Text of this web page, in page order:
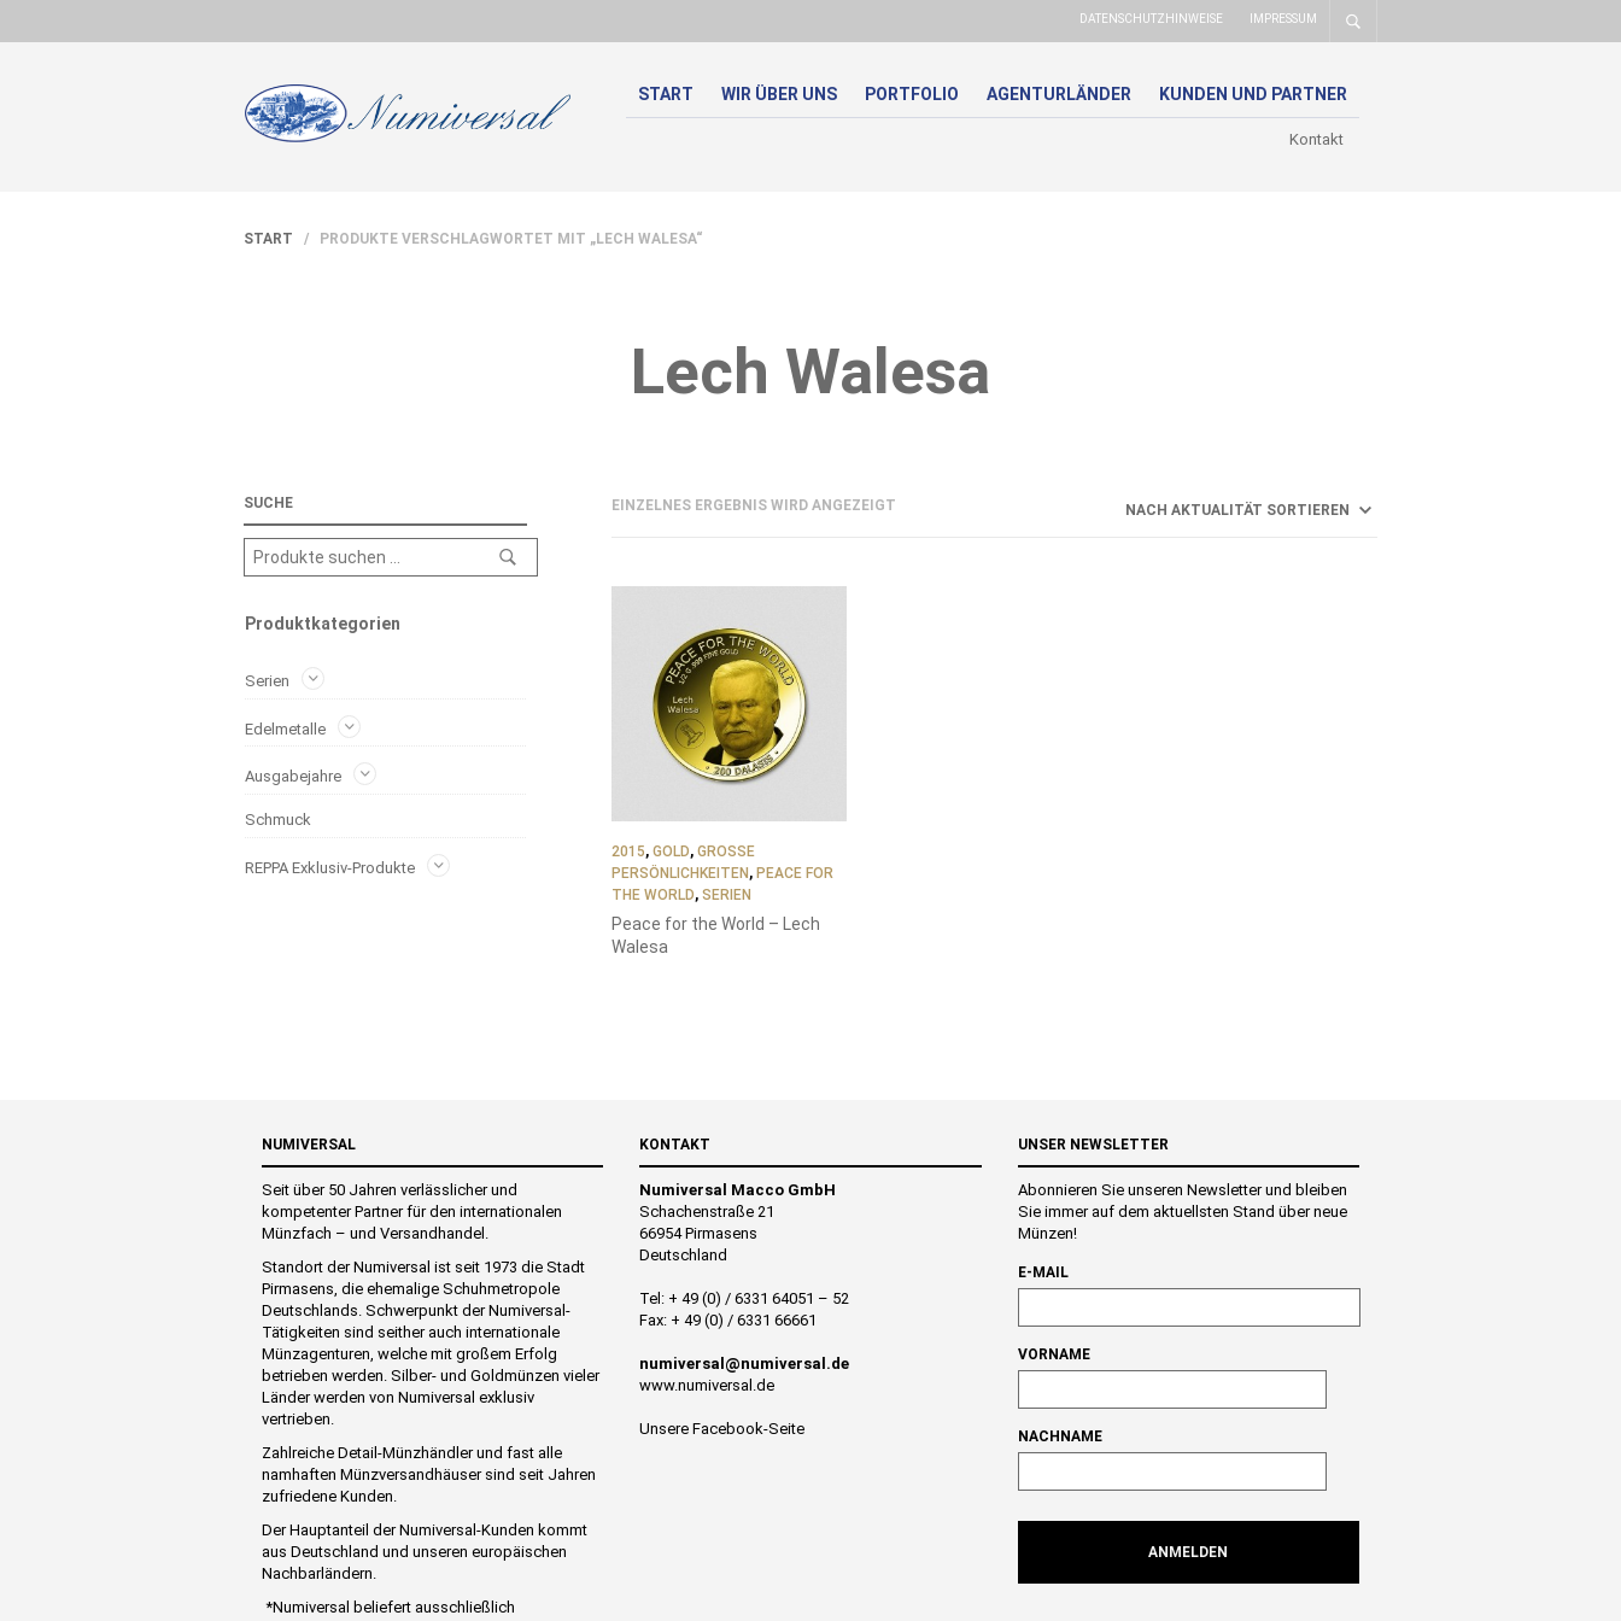
DATENSCHUTZHINWEISE IMPRESSUM
START WIR ÜBER UNS PORTFOLIO AGENTURLÄNDER KUNDEN UND PARTNER
Kontakt
START / PRODUKTE VERSCHLAGWORTET MIT „LECH WALESA“
Lech Walesa
EINZELNES ERGEBNIS WIRD ANGEZEIGT
SUCHE
Produktkategorien
Serien
Edelmetalle
Ausgabejahre
Schmuck
REPPA Exklusiv-Produkte
2015, GOLD, GROSSE P
ERSÖNLICHKEITEN
, PEACE FOR
THE WORLD, SERIEN
Peace for the World – Lech
Walesa
NUMIVERSAL
Seit über 50 Jahren verlässlicher und
kompetenter Partner für den internationalen
Münzfach – und Versandhandel.
Standort der Numiversal ist seit 1973 die Stadt
Pirmasens, die ehemalige Schuhmetropole
Deutschlands. Schwerpunkt der Numiversal-
Tätigkeiten sind seither auch internationale
Münzagenturen, welche mit großem Erfolg
betrieben werden. Silber- und Goldmünzen vieler
Länder werden von Numiversal exklusiv
vertrieben.
Zahlreiche Detail-Münzhändler und fast alle
namhaften Münzversandhäuser sind seit Jahren
zufriedene Kunden.
Der Hauptanteil der Numiversal-Kunden kommt
aus Deutschland und unseren europäischen
Nachbarländern.
*Numiversal beliefert ausschließlich
KONTAKT
Numiversal Macco GmbH
Schachenstraße 21
66954 Pirmasens
Deutschland
Tel: + 49 (0) / 6331 64051 – 52
Fax: + 49 (0) / 6331 66661
numiversal@numiversal.de
www.numiversal.de
Unsere Facebook-Seite
UNSER NEWSLETTER
Abonnieren Sie unseren Newsletter und bleiben
Sie immer auf dem aktuellsten Stand über neue
Münzen!
E-MAIL
VORNAME
NACHNAME
ANMELDEN